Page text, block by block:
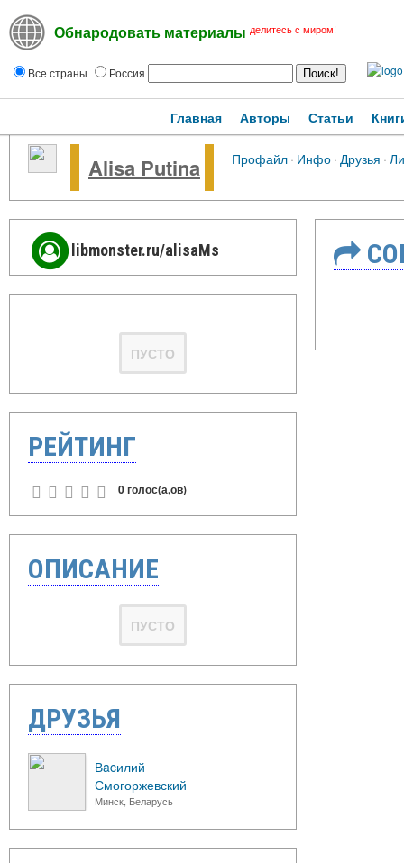
Обнародовать материалы делитесь с миром!
Все страны Россия
Главная Авторы Статьи
Alisa Putina Профайл· Инфо· Друзья ·
libmonster.ru/alisaMs
ПУСТО
РЕЙТИНГ
0 голос(а,ов)
ОПИСАНИЕ
ПУСТО
ДРУЗЬЯ
Вacилий
Смогоржевский
Минск, Беларусь